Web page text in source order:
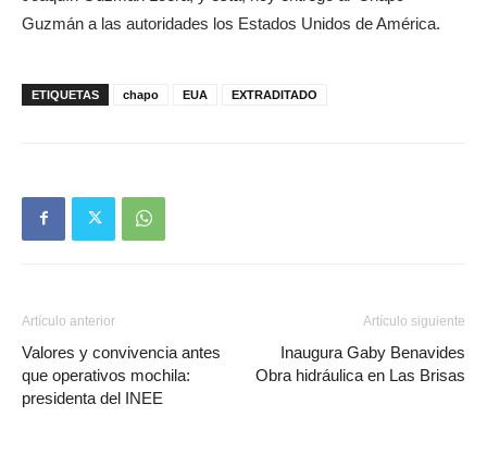
Guzmán a las autoridades los Estados Unidos de América.
ETIQUETAS chapo EUA EXTRADITADO
Artículo anterior
Valores y convivencia antes
que operativos mochila:
presidenta del INEE
Artículo siguiente
Inaugura Gaby Benavides
Obra hidráulica en Las Brisas